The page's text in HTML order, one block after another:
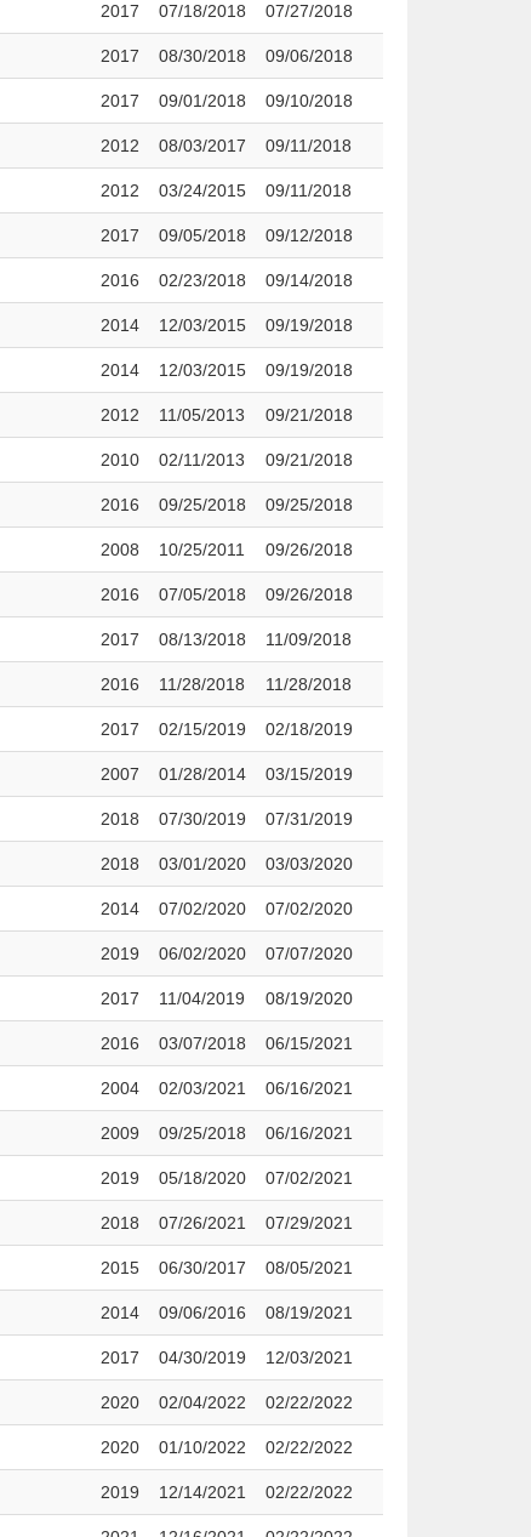
2017 07/18/2018 07/27/2018
2017 08/30/2018 09/06/2018
2017 09/01/2018 09/10/2018
2012 08/03/2017 09/11/2018
2012 03/24/2015 09/11/2018
2017 09/05/2018 09/12/2018
2016 02/23/2018 09/14/2018
2014 12/03/2015 09/19/2018
2014 12/03/2015 09/19/2018
2012 11/05/2013 09/21/2018
2010 02/11/2013 09/21/2018
2016 09/25/2018 09/25/2018
2008 10/25/2011 09/26/2018
2016 07/05/2018 09/26/2018
2017 08/13/2018 11/09/2018
2016 11/28/2018 11/28/2018
2017 02/15/2019 02/18/2019
2007 01/28/2014 03/15/2019
2018 07/30/2019 07/31/2019
2018 03/01/2020 03/03/2020
2014 07/02/2020 07/02/2020
2019 06/02/2020 07/07/2020
2017 11/04/2019 08/19/2020
2016 03/07/2018 06/15/2021
2004 02/03/2021 06/16/2021
2009 09/25/2018 06/16/2021
2019 05/18/2020 07/02/2021
2018 07/26/2021 07/29/2021
2015 06/30/2017 08/05/2021
2014 09/06/2016 08/19/2021
2017 04/30/2019 12/03/2021
2020 02/04/2022 02/22/2022
2020 01/10/2022 02/22/2022
2019 12/14/2021 02/22/2022